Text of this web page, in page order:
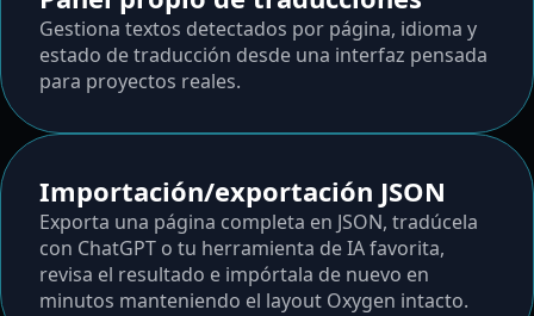
Gestiona textos detectados por página, idioma y
estado de traducción desde una interfaz pensada
para proyectos reales.
Importación/exportación JSON
Exporta una página completa en JSON, tradúcela
con ChatGPT o tu herramienta de IA favorita,
revisa el resultado e impórtala de nuevo en
minutos manteniendo el layout Oxygen intacto.